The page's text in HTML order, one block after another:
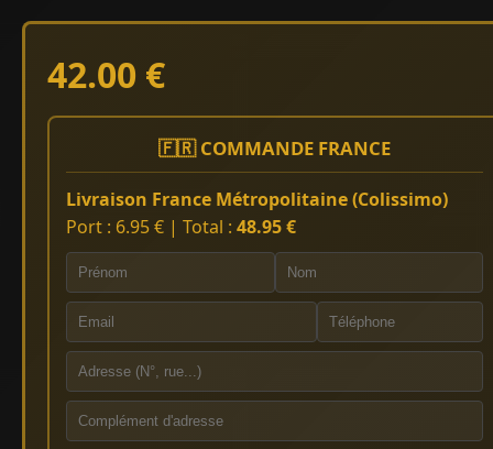
42.00 €
🇫🇷 COMMANDE FRANCE
Livraison France Métropolitaine (Colissimo)
Port : 6.95 € | Total : 48.95 €